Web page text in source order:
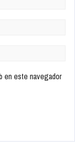
en este navegador